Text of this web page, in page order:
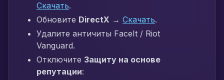
Скачать.
Обновите DirectX → Скачать.
Удалите античиты FaceIt / Riot
Vanguard.
Отключите Защиту на основе
репутации: